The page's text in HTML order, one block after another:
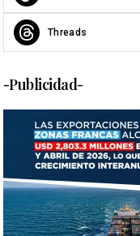
Threads
-Publicidad-